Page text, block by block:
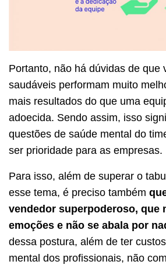
Portanto, não há dúvidas de que
saudáveis performam muito
mais resultados do que uma
adoecida. Sendo assim, isso
questões de saúde mental do
ser prioridade para as empresas.
Para isso, além de superar o
esse tema, é preciso também
vendedor superpoderoso, que
emoções e não se abala por
dessa postura, além de ter
mental dos profissionais, não